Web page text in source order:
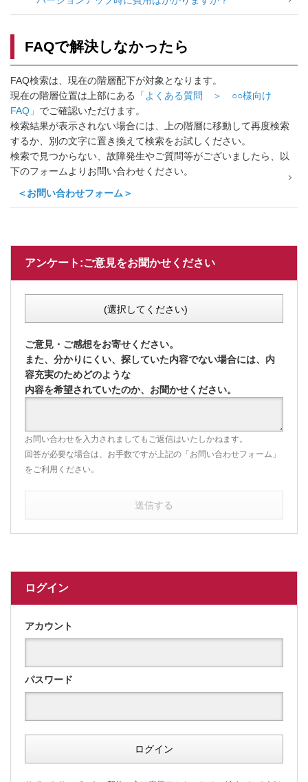
FAQで解決しなかったら
FAQ検索は、現在の階層配下が対象となります。
現在の階層位置は上部にある
「よくある質問 ＞ ○○様向け
FAQ」 でご確認いただけます。
検索結果が表示されない場合には、上の階層に移動して再度検索
するか、別の文字に置き換えて検索をお試しください。
検索で見つからない、故障発生やご質問等がございましたら、以
下のフォームよりお問い合わせください。
＜お問い合わせフォーム＞
アンケート:ご意見をお聞かせください
(選択してください)
ご意見・ご感想をお寄せください。
また、分かりにくい、探していた内容でない場合には、内
容充実のためどのような
内容を希望されていたのか、お聞かせください。
お問い合わせを入力されましてもご返信はいたしかねます。
回答が必要な場合は、お手数ですが上記の「お問い合わせフォーム」
をご利用ください。
送信する
ログイン
アカウント
パスワード
ログイン